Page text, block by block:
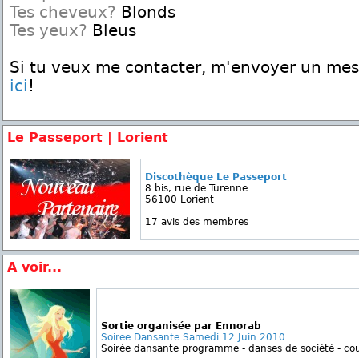
Tes cheveux? Blonds
Tes yeux? Bleus
Si tu veux me contacter, m'envoyer un
ici !
Le Passeport | Lorient
Discothèque Le Passeport
8 bis, rue de Turenne
56100 Lorient
17 avis des membres
A voir...
Sortie organisée par Ennorab
Soiree Dansante Samedi 12 Juin 2010
Soirée dansante programme - danses de société -